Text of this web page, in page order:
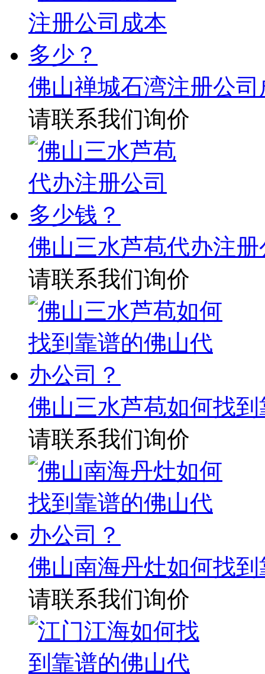
佛山禅城石湾注册公
请联系我们询价
佛山三水芦苞代办注
请联系我们询价
佛山三水芦苞如何找
请联系我们询价
佛山南海丹灶如何找
请联系我们询价